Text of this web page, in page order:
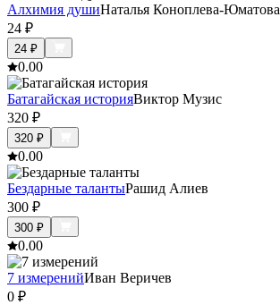
Алхимия душиНаталья Коноплева-Юматова
24 ₽
24 ₽
0.00
Батагайская историяВиктор Музис
320 ₽
320 ₽
0.00
Бездарные талантыРашид Алиев
300 ₽
300 ₽
0.00
7 измеренийИван Веричев
0 ₽